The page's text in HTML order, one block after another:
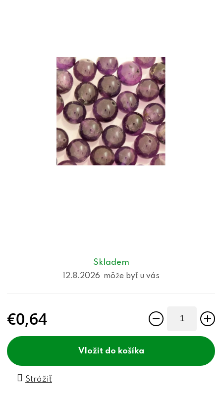
Skladem
12.8.2026
€0,64
do košíka
Strážiť